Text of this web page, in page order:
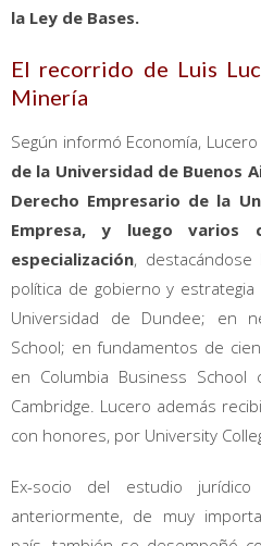
la Ley de Bases.
El recorrido de Luis
Minería
Según informó Economía,
de la Universidad de Buenos
Derecho Empresario de la
Empresa, y luego varios
especialización,
política de gobierno y
Universidad de Dundee; en
School; en fundamentos de
en Columbia Business
Cambridge. Lucero además
con honores, por University
Ex-socio del estudio jurídico
anteriormente, de muy